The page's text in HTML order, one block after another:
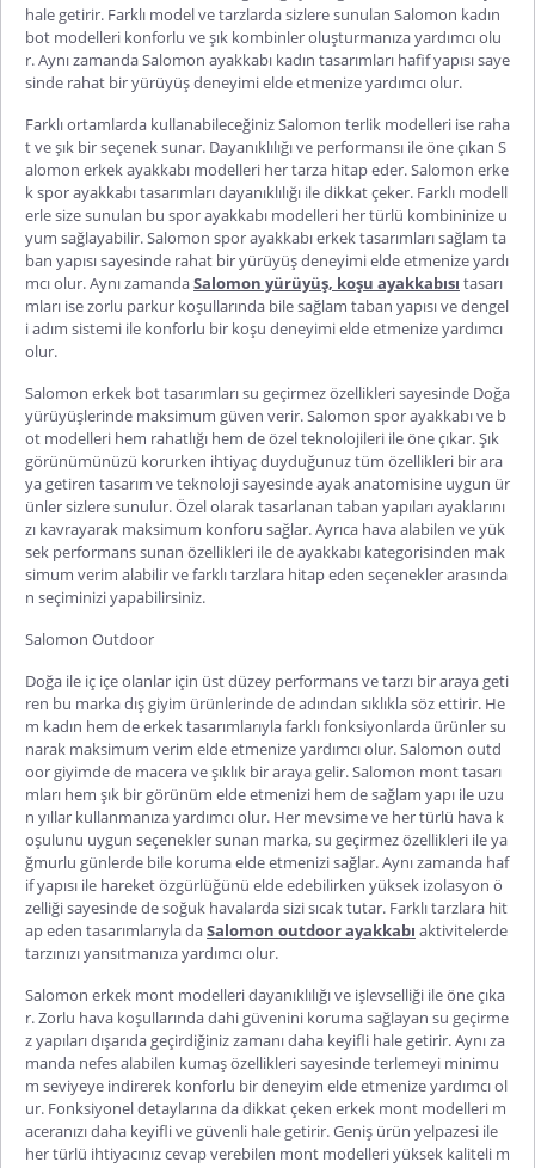
hale getirir. Farklı model ve tarzlarda sizlere sunulan Salomon kadın
bot modelleri konforlu ve şık kombinler oluşturmanıza yardımcı olu
r. Aynı zamandaSalomon ayakkabı kadın tasarımları hafif yapısı saye
sinde rahat bir yürüyüş deneyimi elde etmenize yardımcı olur.
Farklı ortamlarda kullanabileceğinizSalomon terlik modelleri ise raha
t ve şık bir seçenek sunar. Dayanıklılığı ve performansı ile öne çıkan S
alomon erkek ayakkabı modelleri her tarza hitap eder.Salomon erke
k spor ayakkabıtasarımları dayanıklılığı ile dikkat çeker. Farklı modell
erle size sunulan bu spor ayakkabı modelleri her türlü kombininize u
yum sağlayabilir.Salomon spor ayakkabı erkektasarımları sağlam ta
ban yapısı sayesinde rahat bir yürüyüş deneyimi elde etmenize yardı
mcı olur. Aynı zamandaSalomon yürüyüş, koşu ayakkabısı tasarı
mları ise zorlu parkur koşullarında bile sağlam taban yapısı ve dengel
i adım sistemi ile konforlu bir koşu deneyimi elde etmenize yardımcı
olur.
Salomon erkek bottasarımları su geçirmez özellikleri sayesinde Doğa
yürüyüşlerinde maksimum güven verir.Salomon spor ayakkabıve b
ot modelleri hem rahatlığı hem de özel teknolojileri ile öne çıkar. Şık
görünümünüzü korurken ihtiyaç duyduğunuz tüm özellikleri bir ara
ya getiren tasarım ve teknoloji sayesinde ayak anatomisine uygun ür
ünler sizlere sunulur. Özel olarak tasarlanan taban yapıları ayaklarını
zı kavrayarak maksimum konforu sağlar. Ayrıca hava alabilen ve yük
sek performans sunan özellikleri ile de ayakkabı kategorisinden mak
simum verim alabilir ve farklı tarzlara hitap eden seçenekler arasında
n seçiminizi yapabilirsiniz.
Salomon Outdoor
Doğa ile iç içe olanlar için üst düzey performans ve tarzı bir araya geti
ren bu marka dış giyim ürünlerinde de adından sıklıkla söz ettirir. He
m kadın hem de erkek tasarımlarıyla farklı fonksiyonlarda ürünler su
narak maksimum verim elde etmenize yardımcı olur.Salomon outd
oor giyimde de macera ve şıklık bir araya gelir.Salomon monttasarı
mları hem şık bir görünüm elde etmenizi hem de sağlam yapı ile uzu
n yıllar kullanmanıza yardımcı olur. Her mevsime ve her türlü hava k
oşulunu uygun seçenekler sunan marka, su geçirmez özellikleri ile ya
ğmurlu günlerde bile koruma elde etmenizi sağlar. Aynı zamanda haf
if yapısı ile hareket özgürlüğünü elde edebilirken yüksek izolasyon ö
zelliği sayesinde de soğuk havalarda sizi sıcak tutar. Farklı tarzlara hit
ap eden tasarımlarıyla daSalomon outdoor ayakkabı aktivitelerde
tarzınızı yansıtmanıza yardımcı olur.
Salomon erkek mont modelleri dayanıklılığı ve işlevselliği ile öne çıka
r. Zorlu hava koşullarında dahi güvenini koruma sağlayan su geçirme
z yapıları dışarıda geçirdiğiniz zamanı daha keyifli hale getirir. Aynı za
manda nefes alabilen kumaş özellikleri sayesinde terlemeyi minimu
m seviyeye indirerek konforlu bir deneyim elde etmenize yardımcı ol
ur. Fonksiyonel detaylarına da dikkat çeken erkek mont modelleri m
aceranızı daha keyifli ve güvenli hale getirir. Geniş ürün yelpazesi ile
her türlü ihtiyacınız cevap verebilen mont modelleri yüksek kaliteli m